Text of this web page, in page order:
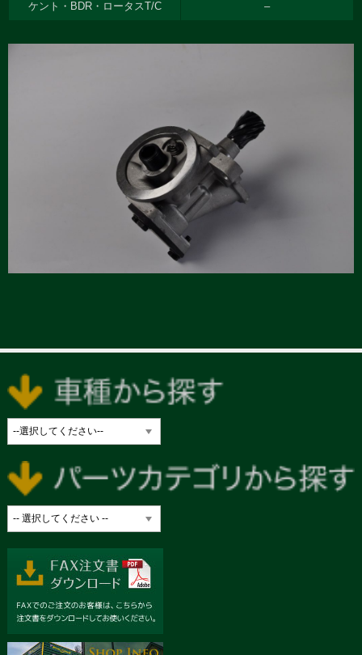
ケント・BDR・ロータスT/C
–